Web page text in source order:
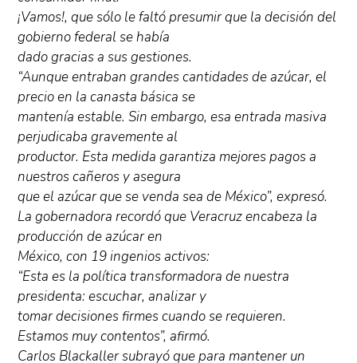
¡Vamos!, que sólo le faltó presumir que la decisión del
gobierno federal se había
dado gracias a sus gestiones.
“Aunque entraban grandes cantidades de azúcar, el
precio en la canasta básica se
mantenía estable. Sin embargo, esa entrada masiva
perjudicaba gravemente al
productor. Esta medida garantiza mejores pagos a
nuestros cañeros y asegura
que el azúcar que se venda sea de México”, expresó.
La gobernadora recordó que Veracruz encabeza la
producción de azúcar en
México, con 19 ingenios activos:
“Esta es la política transformadora de nuestra
presidenta: escuchar, analizar y
tomar decisiones firmes cuando se requieren.
Estamos muy contentos”, afirmó.
Carlos Blackaller subrayó que para mantener un